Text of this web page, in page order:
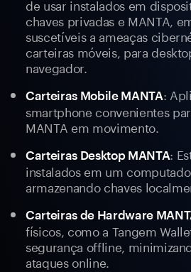
de usar instalados em
chaves privadas e MANTA,
suscetíveis a ameaças
carteiras móveis, para
navegador.
Carteiras Mobile MANTA:
smartphone convenientes
MANTA em movimento.
Carteiras Desktop MANTA:
instalados em um
armazenando chaves
Carteiras de Hardware
físicos, como a Tangem
segurança offline,
ataques online.